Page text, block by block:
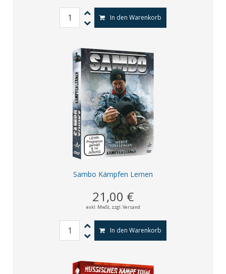
In den Warenkorb
Sambo Kämpfen Lernen
21,00 €
exkl. MwSt, zzgl. Versand
In den Warenkorb